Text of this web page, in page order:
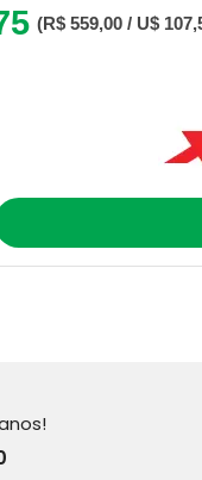
(R$ 559,00 / U$